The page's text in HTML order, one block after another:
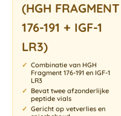
(HGH FRAGMENT
176-191 + IGF-1
LR3)
Combinatie van HGH
Fragment 176-191 en IGF-1
LR3
Bevat twee afzonderlijke
peptide vials
Gericht op vetverlies en